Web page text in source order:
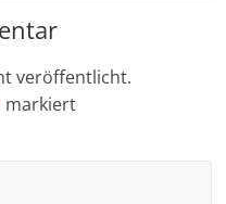
veröffentlicht.
markiert